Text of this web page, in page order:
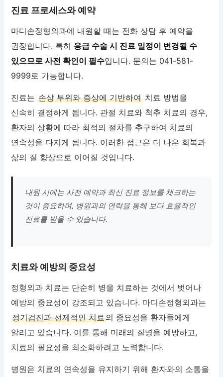
진료 프로세스와 예약
마디손정형외과에 내원할 때는 전화 상담 후 예약을
권장합니다. 특히 응급 수술 시 진료 일정이 변경될 수
있으므로 사전 확인이 필수입니다. 문의는 041-581-
9999로 가능합니다.
진료는손상 부위와 증상에 기반하여 치료 방법을
신속히 결정하게 됩니다. 관절 치료와 척추 치료의 경우,
환자의 상황에 따라 최적의 절차를 추구하여 치료의
연속성을 다지게 됩니다. 이러한 접근은 더 나은 회복과
삶의 질 향상으로 이어질 것입니다.
내원 시에는 사전 예약과 최신 진료 정보를 체크하는
것이 중요하며, 병원과의 연락을 통해 보다 효율적인
진료를 받을 수 있습니다.
치료와 예방의 중요성
정형외과 치료는 단순히 병을 치료하는 것에서 벗어나
예방의 중요성이 강조되고 있습니다. 마디손정형외과는
정기검진과 선제적인 치료의 중요성을 환자들에게
알리고 있습니다. 이를 통해 미래의 질병을 예방하고,
치료의 필요성을 최소화하려고 노력합니다.
병원은 치료의 연속성을 유지하기 위해 환자와의 소통을